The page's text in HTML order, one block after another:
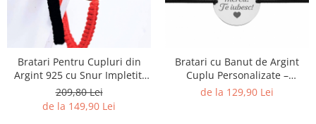
Bratari Pentru Cupluri din
Argint 925 cu Snur Impletit,
Personalizate, Gravura 17 Mm
– Sa Nu Uiti!
209,80 Lei
de la 149,90 Lei
Bratari cu Banut de Argint
Cuplu Personalizate –
Impreuna mereu!
de la 129,90 Lei